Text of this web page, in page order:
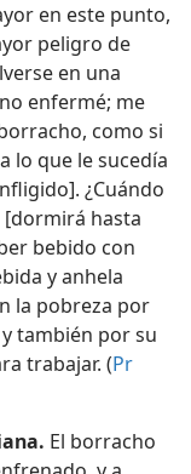
en este punto,
peligro de
en una
enfermé; me
como si
lo que le sucedía
¿Cuándo
[dormirá hasta
bebido con
y anhela
la pobreza por
también por su
trabajar. (Pr
El borracho